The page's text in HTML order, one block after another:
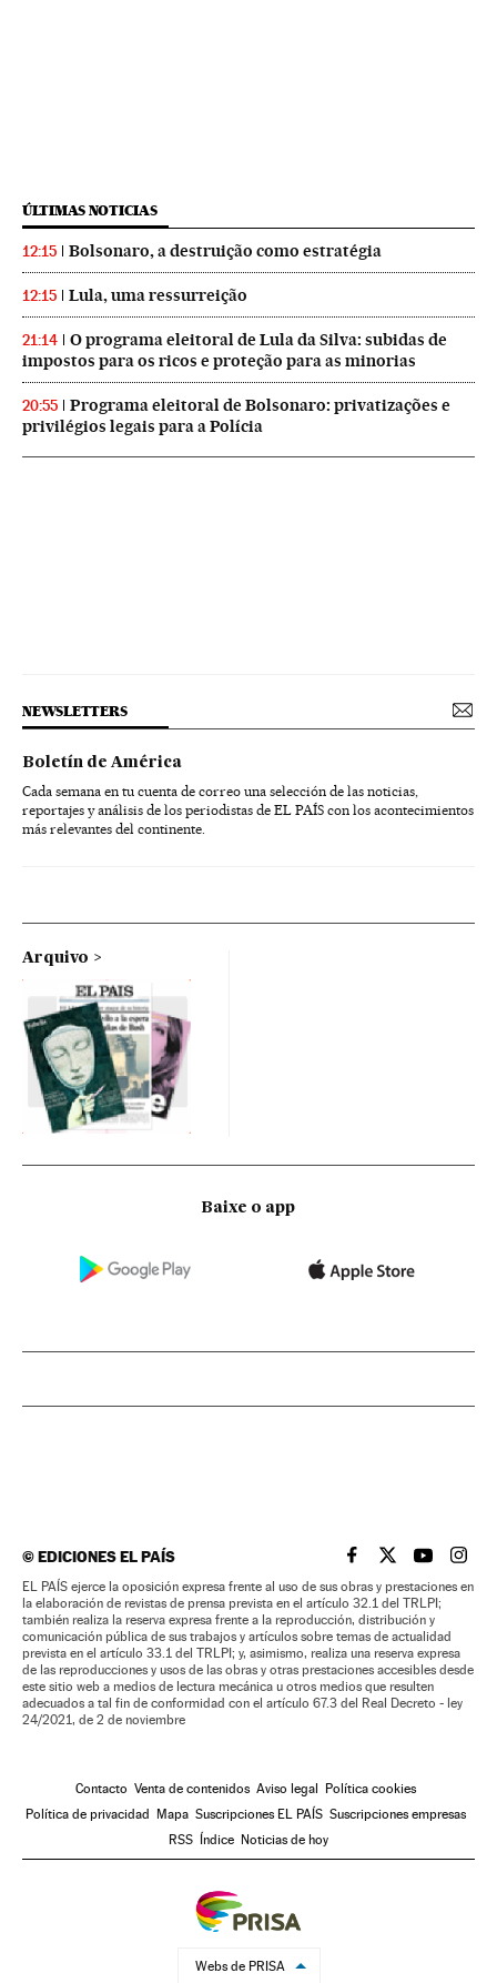
ÚLTIMAS NOTICIAS
12:15 Bolsonaro, a destruição como estratégia
12:15 Lula, uma ressurreição
21:14
O programa eleitoral de Lula da Silva: subidas de
impostos para os ricos e proteção para as minorias
20:55
Programa eleitoral de Bolsonaro: privatizações e
privilégios legais para a Polícia
NEWSLETTERS
Boletín de América
Cada semana en tu cuenta de correo una selección de las noticias,
reportajes y análisis de los periodistas de EL PAÍS con los acontecimientos
más relevantes del continente.
Arquivo
Baixe o app
©EDICIONES EL PAÍS EL PAÍS BRASIL EN
EL PAÍSEL PAÍS
EL
EL PAÍS ejerce la oposición expresa frente al uso de sus obras y prestaciones en
la elaboración de revistas de prensa prevista en el artículo 32.1 del TRLPI;
también realiza la reserva expresa frente a la reproducción, distribución y
comunicación pública de sus trabajos y artículos sobre temas de actualidad
prevista en el artículo 33.1 del TRLPI; y, asimismo, realiza una reserva expresa
de las reproducciones y usos de las obras y otras prestaciones accesibles desde
este sitio web a medios de lectura mecánica u otros medios que resulten
adecuados a tal fin de conformidad con el artículo 67.3 del Real Decreto - ley
24/2021, de 2 de noviembre
Contacto Venta de contenidos Aviso legal Política cookies
Política de privacidad Mapa Suscripciones EL PAÍS Suscripciones empresas
RSS Índice Noticias de hoy
Webs de PRISA